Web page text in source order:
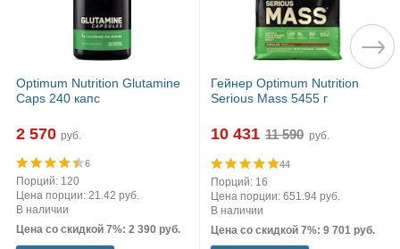
Optimum Nutrition Glutamine
Caps 240 капс
2 570 руб.
6
Порций: 120
Цена порции: 21.42 руб.
В наличии
Цена со скидкой 7%: 2 390 руб.
Гейнер Optimum Nutrition
Serious Mass 5455 г
10 431 руб.
44
Порций: 16
Цена порции: 651.94 руб.
В наличии
Цена со скидкой 7%: 9 701 руб.